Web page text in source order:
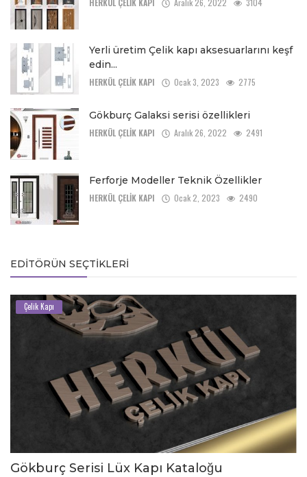
HERKÜL ÇELİK KAPI Aralık 26, 2022 3104
Yerli üretim Çelik kapı aksesuarlarını keşf
edin...
HERKÜL ÇELİK KAPI Ocak 3, 2023 2775
Gökburç Galaksi serisi özellikleri
HERKÜL ÇELİK KAPI Aralık 26, 2022 2491
Ferforje Modeller Teknik Özellikler
HERKÜL ÇELİK KAPI Ocak 2, 2023 2490
EDITÖRÜN SEÇTIKLERI
Çelik Kapı
Gökburç Serisi Lüx Kapı Kataloğu